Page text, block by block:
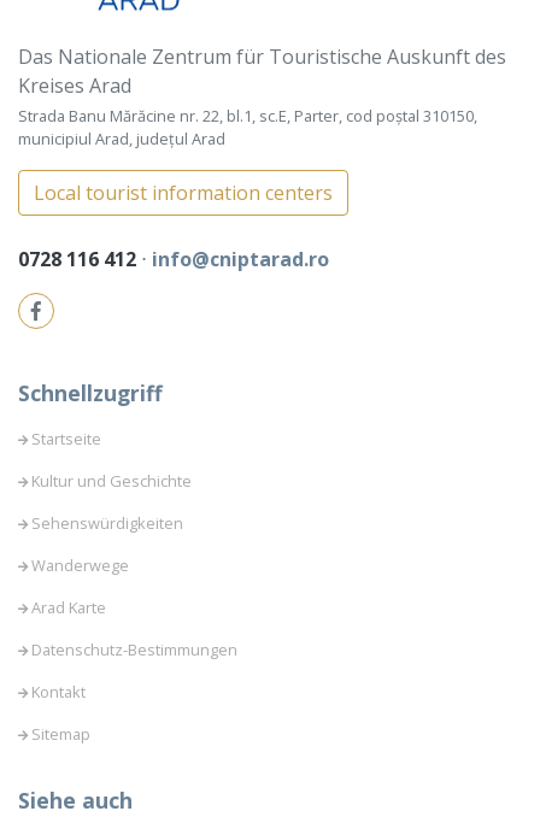
Das Nationale Zentrum für Touristische Auskunft des
Kreises Arad
Strada Banu Mărăcine nr. 22, bl.1, sc.E, Parter, cod poștal 310150,
municipiul Arad, județul Arad
Local tourist information centers
0728 116 412 ⋅ info@cniptarad.ro
Schnellzugriff
Startseite
Kultur und Geschichte
Sehenswürdigkeiten
Wanderwege
Arad Karte
Datenschutz-Bestimmungen
Kontakt
Sitemap
Siehe auch